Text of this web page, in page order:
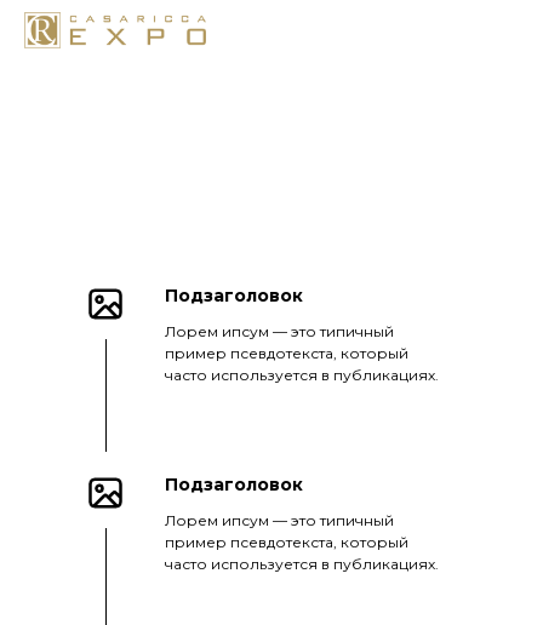
Подзаголовок
Лорем ипсум — это типичный
пример псевдотекста, который
часто используется в публикациях.
Подзаголовок
Лорем ипсум — это типичный
пример псевдотекста, который
часто используется в публикациях.